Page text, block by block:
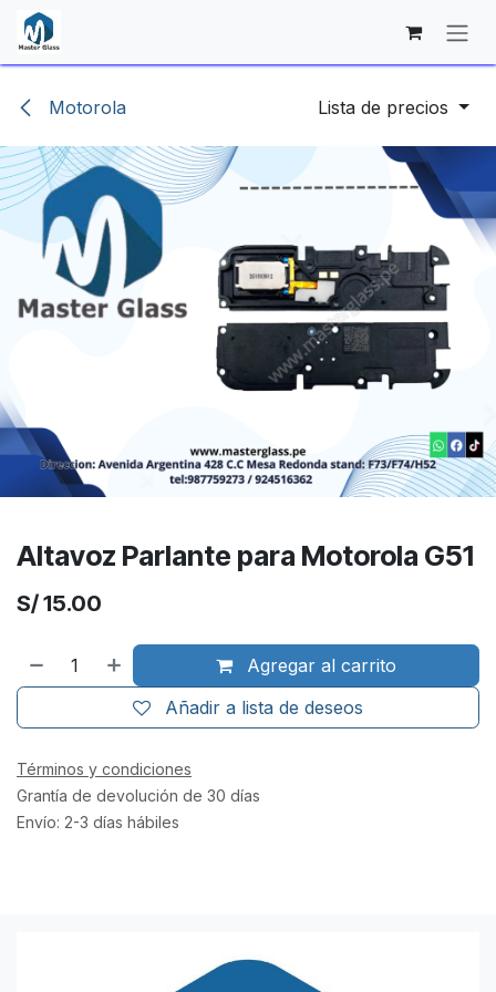
Ir al contenido
Motorola Lista de precios
Altavoz Parlante para Motorola G51
S/15.00
Agregar al carrito
Añadir a lista de deseos
Términos y condiciones
Grantía de devolución de 30 días
Envío: 2-3 días hábiles